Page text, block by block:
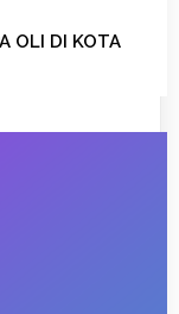
OLI DI KOTA